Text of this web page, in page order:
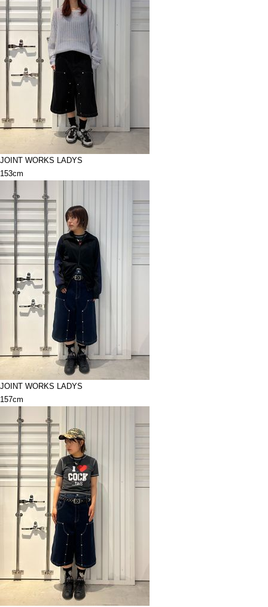
JOINT WORKS LADYS
153cm
JOINT WORKS LADYS
157cm